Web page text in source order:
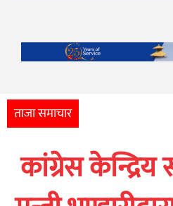
मनोरञ्जन
आर्थिक
नेपाली
युनिकोड
ताजा समाचार
कांग्रेस